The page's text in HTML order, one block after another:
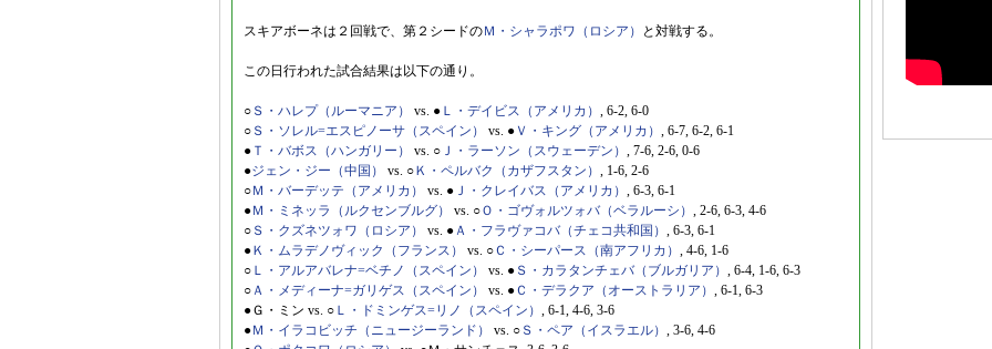
スキアボーネは２回戦で、第２シードのＭ・シャラポワ（ロシア） と対戦する。
この日行われた試合結果は以下の通り。
○ Ｓ・ハレプ（ルーマニア） vs. ● Ｌ・デイビス（アメリカ） , 6-2, 6-0
○ Ｓ・ソレル=エスピノーサ（スペイン） vs. ● Ｖ・キング（アメリカ） , 6-7, 6-2, 6-1
● Ｔ・バボス（ハンガリー） vs. ○ Ｊ・ラーソン（スウェーデン） , 7-6, 2-6, 0-6
●ジェン・ジー（中国） vs. ○Ｋ・ペルバク（カザフスタン） , 1-6, 2-6
○Ｍ・バーデッテ（アメリカ） vs. ● Ｊ・クレイバス（アメリカ） , 6-3, 6-1
●Ｍ・ミネッラ（ルクセンブルグ） vs. ○Ｏ・ゴヴォルツォバ（ベラルーシ） , 2-6, 6-3, 4-6
○ Ｓ・クズネツォワ（ロシア） vs. ●Ａ・フラヴァコバ（チェコ共和国） , 6-3, 6-1
●Ｋ・ムラデノヴィック（フランス） vs. ○Ｃ・シーパース（南アフリカ） , 4-6, 1-6
○ Ｌ・アルアバレナ=ベチノ（スペイン） vs. ● Ｓ・カラタンチェバ（ブルガリア） , 6-4, 1-6, 6-3
○Ａ・メディーナ=ガリゲス（スペイン） vs. ●Ｃ・デラクア（オーストラリア） , 6-1, 6-3
●Ｇ・ミン vs. ○ Ｌ・ドミンゲス=リノ（スペイン） , 6-1, 4-6, 3-6
●Ｍ・イラコビッチ（ニュージーランド） vs. ○ Ｓ・ペア（イスラエル） , 3-6, 4-6